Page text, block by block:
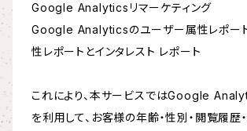
Google Analyticsリマーケティング
Google Analyticsのユーザー属性レポー
性レポートとインタレスト レポート
これにより、本サービスではGoogle
を利用して、お客様の年齢・性別・閲覧履歴